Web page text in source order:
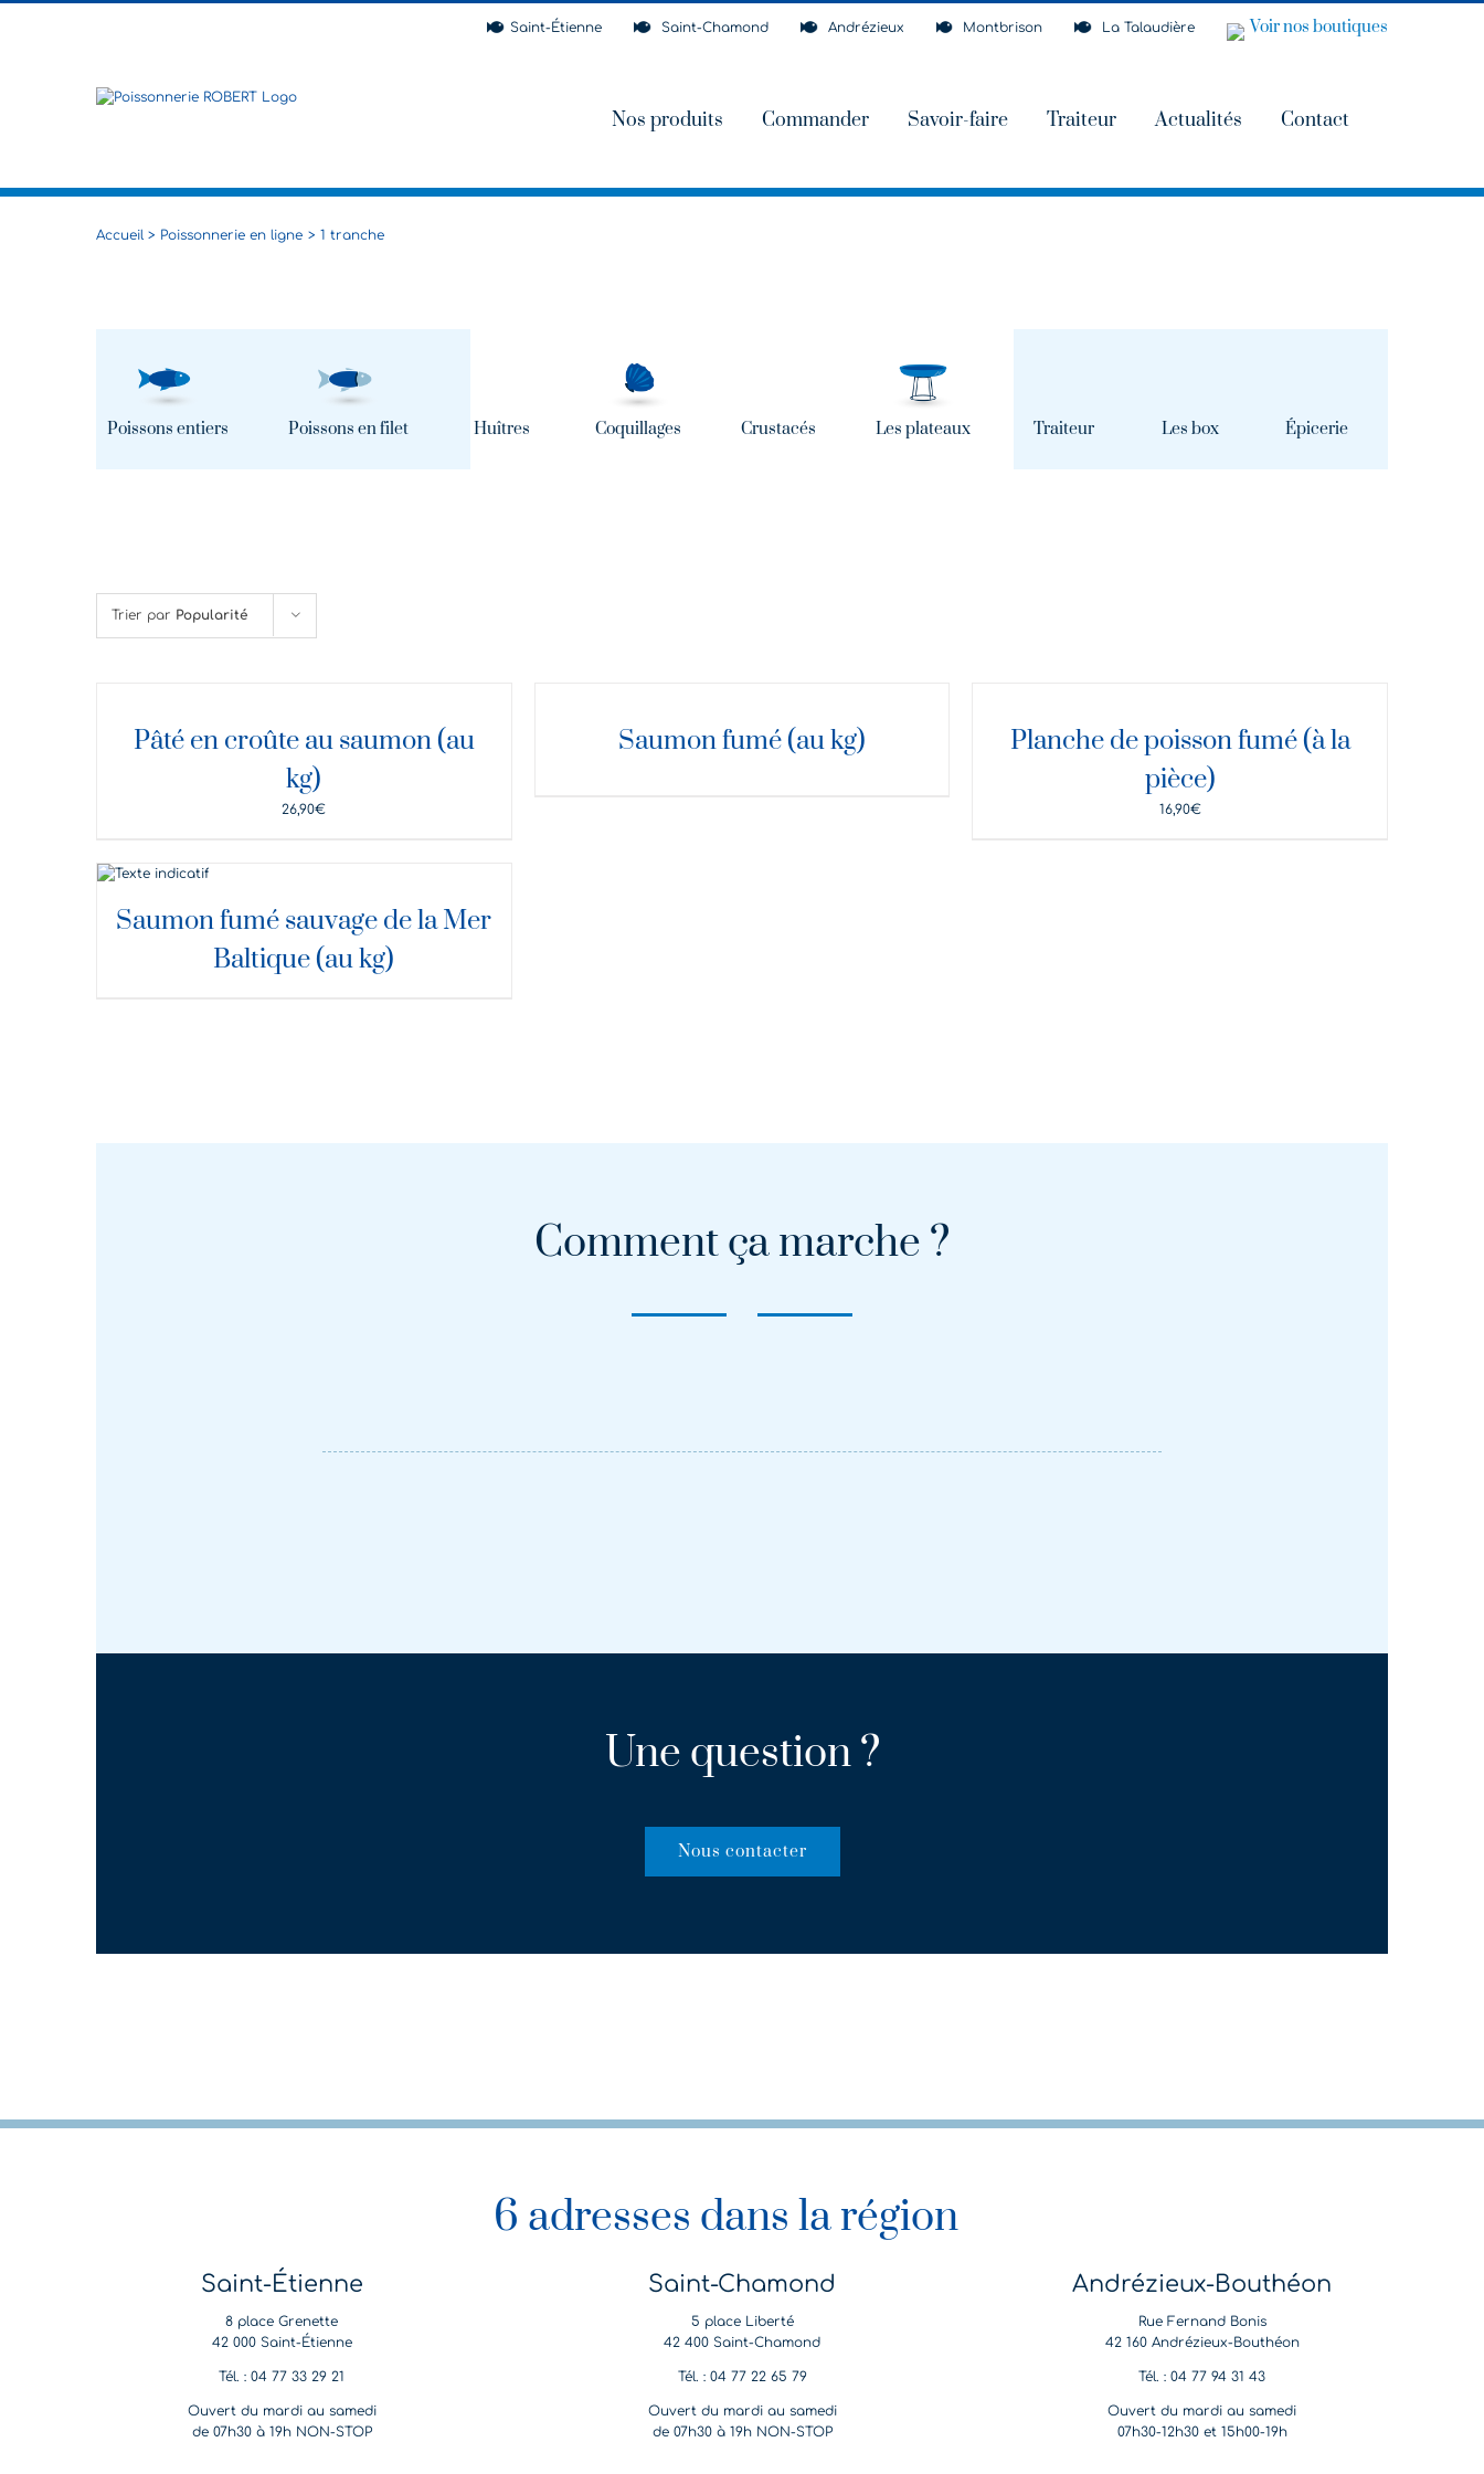
Saint-Étienne Saint-Chamond Andrézieux Montbrison La Talaudière Voir nos boutiques
Nos produits Commander Savoir-faire Traiteur Actualités Contact
Accueil Poissonnerie en ligne 1 tranche
Poissons entiers Poissons en filet Huîtres Coquillages Crustacés Les plateaux Traiteur Les box Épicerie
Trier par Popularité
Pâté en croûte au saumon (au
kg)
26,90€
Saumon fumé (au kg)
Planche de poisson fumé (à la
pièce)
16,90€
DÉTAILS
Saumon fumé sauvage de la Mer
Baltique (au kg)
Comment ça marche ?
Une question ?
Nous contacter
6 adresses dans la région
Saint-Étienne
8 place Grenette
42 000 Saint-Étienne
Tél. : 04 77 33 29 21
Ouvert du mardi au samedi
de 07h30 à 19h NON-STOP
Saint-Chamond
5 place Liberté
42 400 Saint-Chamond
Tél. : 04 77 22 65 79
Ouvert du mardi au samedi
de 07h30 à 19h NON-STOP
Andrézieux-Bouthéon
Rue Fernand Bonis
42 160 Andrézieux-Bouthéon
Tél. : 04 77 94 31 43
Ouvert du mardi au samedi
07h30-12h30 et 15h00-19h